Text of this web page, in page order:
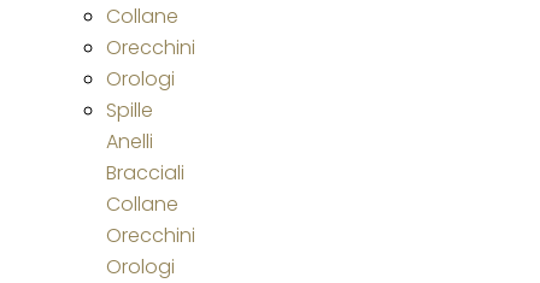
Collane
Orecchini
Orologi
Spille
Anelli
Bracciali
Collane
Orecchini
Orologi